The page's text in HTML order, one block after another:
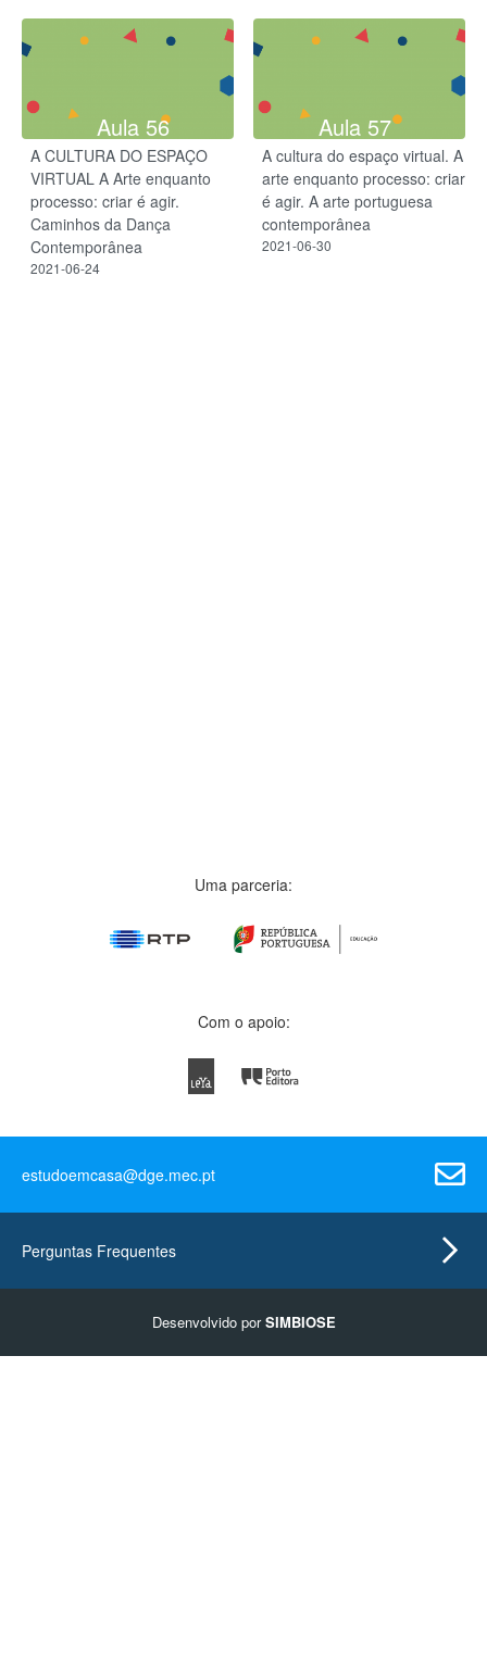
Aula 56
A CULTURA DO ESPAÇO
VIRTUAL A Arte enquanto
processo: criar é agir.
Caminhos da Dança
Contemporânea
2021-06-24
Aula 57
A cultura do espaço virtual. A
arte enquanto processo: criar
é agir. A arte portuguesa
contemporânea
2021-06-30
Uma parceria:
Com o apoio:
estudoemcasa@dge.mec.pt
Perguntas Frequentes
Desenvolvido porSIMBIOSE